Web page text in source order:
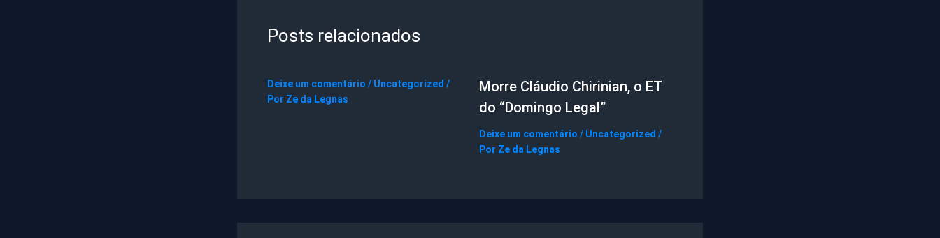
Posts relacionados
Deixe um comentário / Uncategorized /
Por Ze da Legnas
Morre Cláudio Chirinian, o ET
do “Domingo Legal”
Deixe um comentário / Uncategorized /
Por Ze da Legnas